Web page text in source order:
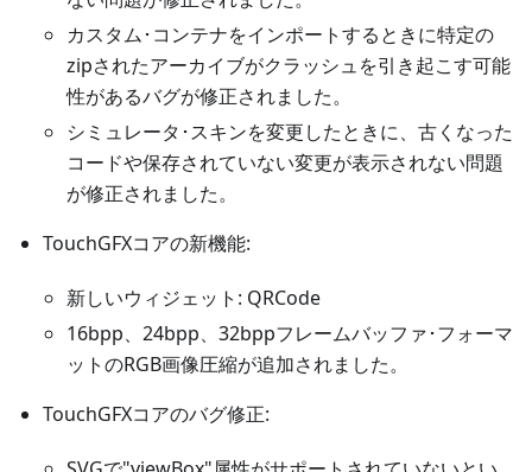
カスタム･コンテナをインポートするときに特定の
zipされたアーカイブがクラッシュを引き起こす可能
性があるバグが修正されました。
シミュレータ･スキンを変更したときに、古くなった
コードや保存されていない変更が表示されない問題
が修正されました。
TouchGFXコアの新機能:
新しいウィジェット: QRCode
16bpp、24bpp、32bppフレームバッファ･フォーマ
ットのRGB画像圧縮が追加されました。
TouchGFXコアのバグ修正: